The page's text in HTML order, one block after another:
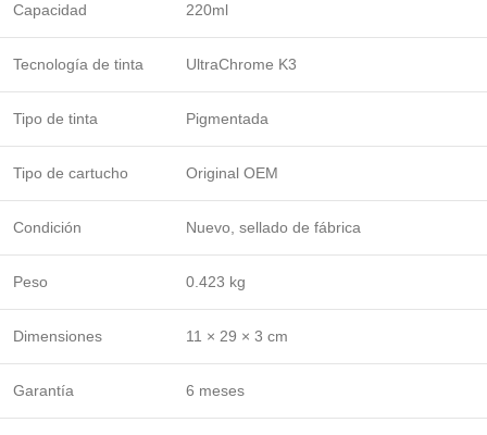
Capacidad 220ml
Tecnología de tinta UltraChrome K3
Tipo de tinta Pigmentada
Tipo de cartucho Original OEM
Condición Nuevo, sellado de fábrica
Peso 0.423 kg
Dimensiones 11 × 29 × 3 cm
Garantía 6 meses